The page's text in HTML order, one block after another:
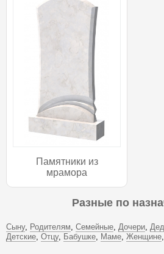
Памятники из
мрамора
Разные по
Сыну Родителям Семейные Дочери
Детские Отцу Бабушке Маме Женщине